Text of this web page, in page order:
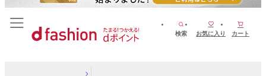
検索 お気に入り カート